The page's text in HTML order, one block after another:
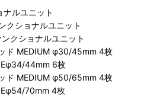
ナルユニット
クショナルユニット
クショナルユニット
ド MEDIUM φ30/45mm 4枚
44mm 6枚
ド MEDIUM φ50/65mm 4枚
70mm 4枚